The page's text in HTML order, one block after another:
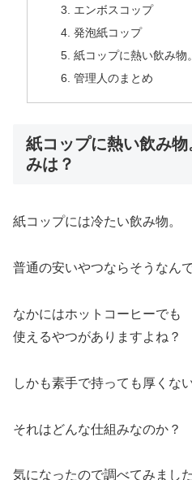
エンボスコップ
発泡紙コップ
紙コップに熱い飲み物
管理人のまとめ
紙コップに熱い飲み
みは？
紙コップには冷たい飲み物。
普通の安いやつならそうなんで
なかにはホットコーヒーでも
使えるやつがありますよね？
しかも素手で持っても厚くな
それはどんな仕組みなのか？
気になったので調べてみました